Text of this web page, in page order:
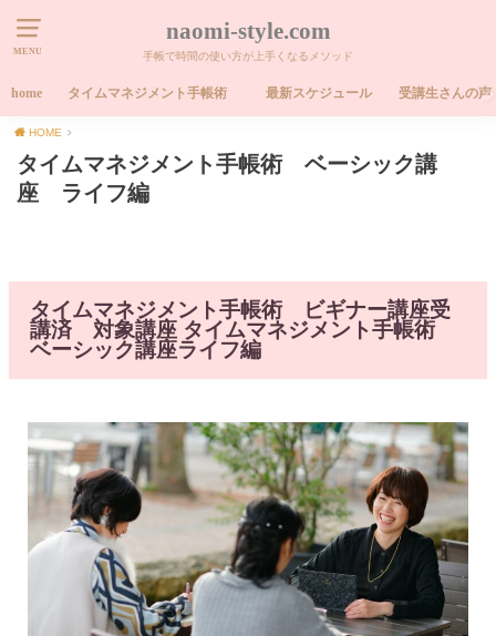
MENU
naomi-style.com
手帳で時間の使い方が上手くなるメソッド
home タイムマネジメント手帳術 最新スケジュール 受講生さんの声
HOME
タイムマネジメント手帳術 ベーシック講
座 ライフ編
タイムマネジメント手帳術 ビギナー講座受
講済 対象講座 タイムマネジメント手帳術
ベーシック講座ライフ編